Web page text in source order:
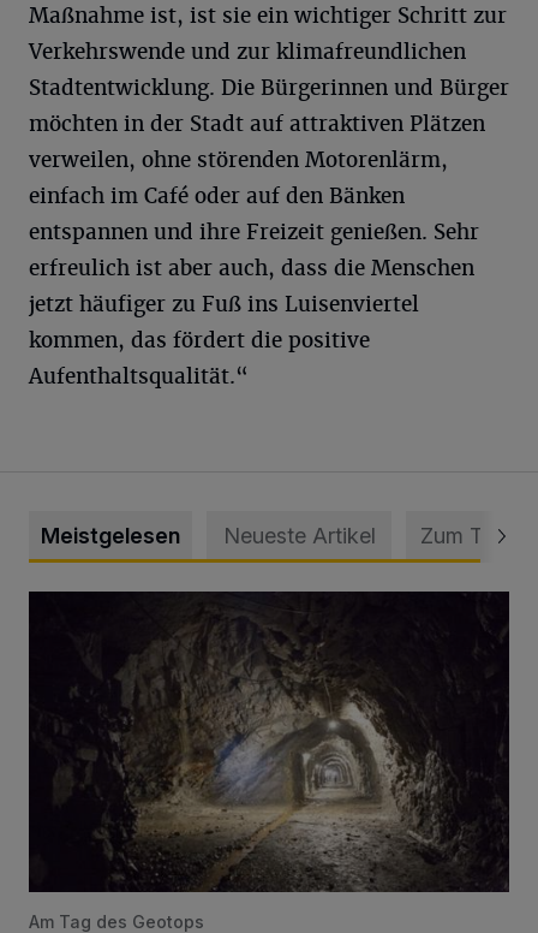
Maßnahme ist, ist sie ein wichtiger Schritt zur
Verkehrswende und zur klimafreundlichen
Stadtentwicklung. Die Bürgerinnen und Bürger
möchten in der Stadt auf attraktiven Plätzen
verweilen, ohne störenden Motorenlärm,
einfach im Café oder auf den Bänken
entspannen und ihre Freizeit genießen. Sehr
erfreulich ist aber auch, dass die Menschen
jetzt häufiger zu Fuß ins Luisenviertel
kommen, das fördert die positive
Aufenthaltsqualität.“
Meistgelesen Neueste Artikel Zum Thema
Am Tag des Geotops